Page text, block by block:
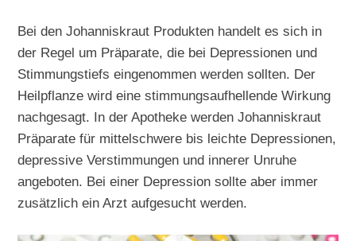
Bei den Johanniskraut Produkten handelt es sich in
der Regel um Präparate, die bei Depressionen und
Stimmungstiefs eingenommen werden sollten. Der
Heilpflanze wird eine stimmungsaufhellende Wirkung
nachgesagt. In der Apotheke werden Johanniskraut
Präparate für mittelschwere bis leichte Depressionen,
depressive Verstimmungen und innerer Unruhe
angeboten. Bei einer Depression sollte aber immer
zusätzlich ein Arzt aufgesucht werden.